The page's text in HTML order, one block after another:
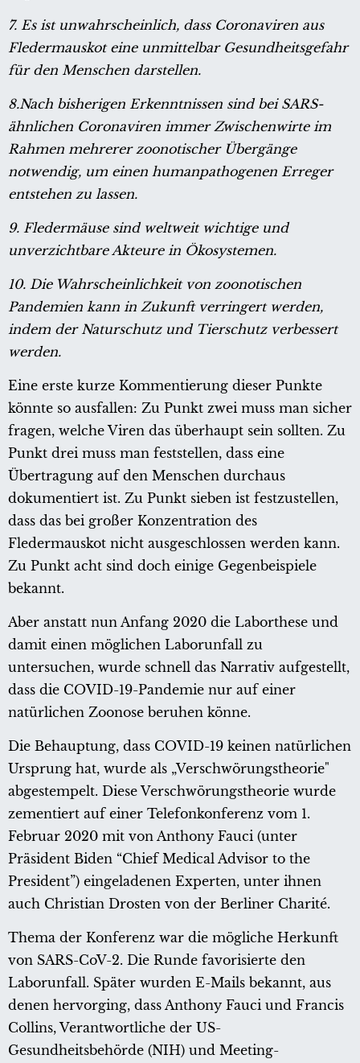
7. Es ist unwahrscheinlich, dass Coronaviren aus
Fledermauskot eine unmittelbar Gesundheitsgefahr
für den Menschen darstellen.
8.Nach bisherigen Erkenntnissen sind bei SARS-
ähnlichen Coronaviren immer Zwischenwirte im
Rahmen mehrerer zoonotischer Übergänge
notwendig, um einen humanpathogenen Erreger
entstehen zu lassen.
9. Fledermäuse sind weltweit wichtige und
unverzichtbare Akteure in Ökosystemen.
10. Die Wahrscheinlichkeit von zoonotischen
Pandemien kann in Zukunft verringert werden,
indem der Naturschutz und Tierschutz verbessert
werden.
Eine erste kurze Kommentierung dieser Punkte
könnte so ausfallen: Zu Punkt zwei muss man sicher
fragen, welche Viren das überhaupt sein sollten. Zu
Punkt drei muss man feststellen, dass eine
Übertragung auf den Menschen durchaus
dokumentiert ist. Zu Punkt sieben ist festzustellen,
dass das bei großer Konzentration des
Fledermauskot nicht ausgeschlossen werden kann.
Zu Punkt acht sind doch einige Gegenbeispiele
bekannt.
Aber anstatt nun Anfang 2020 die Laborthese und
damit einen möglichen Laborunfall zu
untersuchen, wurde schnell das Narrativ aufgestellt,
dass die COVID-19-Pandemie nur auf einer
natürlichen Zoonose beruhen könne.
Die Behauptung, dass COVID-19 keinen natürlichen
Ursprung hat, wurde als „Verschwörungstheorie"
abgestempelt. Diese Verschwörungstheorie wurde
zementiert auf einer Telefonkonferenz vom 1.
Februar 2020 mit von Anthony Fauci (unter
Präsident Biden “Chief Medical Advisor to the
President”) eingeladenen Experten, unter ihnen
auch Christian Drosten von der Berliner Charité.
Thema der Konferenz war die mögliche Herkunft
von SARS-CoV-2. Die Runde favorisierte den
Laborunfall. Später wurden E-Mails bekannt, aus
denen hervorging, dass Anthony Fauci und Francis
Collins, Verantwortliche der US-
Gesundheitsbehörde (NIH) und Meeting-